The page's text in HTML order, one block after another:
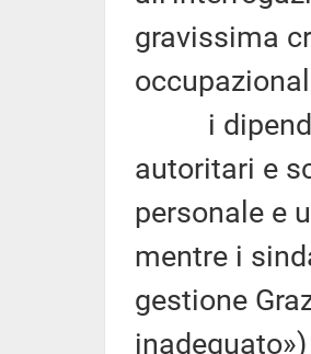
gravissima
i
autoritari e
personale e
mentre i
gestione